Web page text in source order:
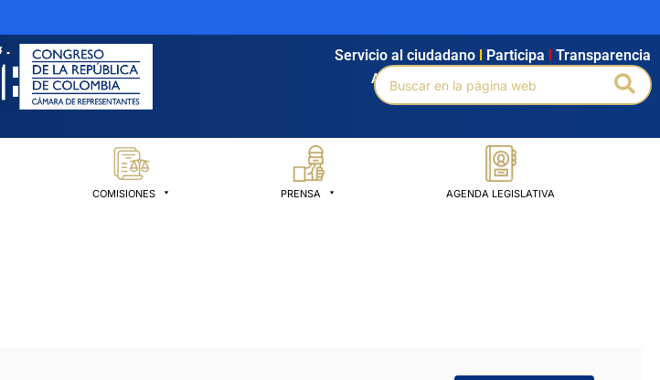
Agendamiento Intranet Búsqueda avanzada
Servicio al ciudadano Participa Transparencia
Buscar
por:
COMISIONES PRENSA AGENDA LEGISLATIVA